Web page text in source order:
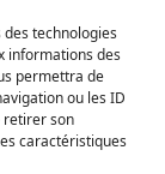
technologies
informations des
permettra de
ou les ID
retirer son
caractéristiques
pour les